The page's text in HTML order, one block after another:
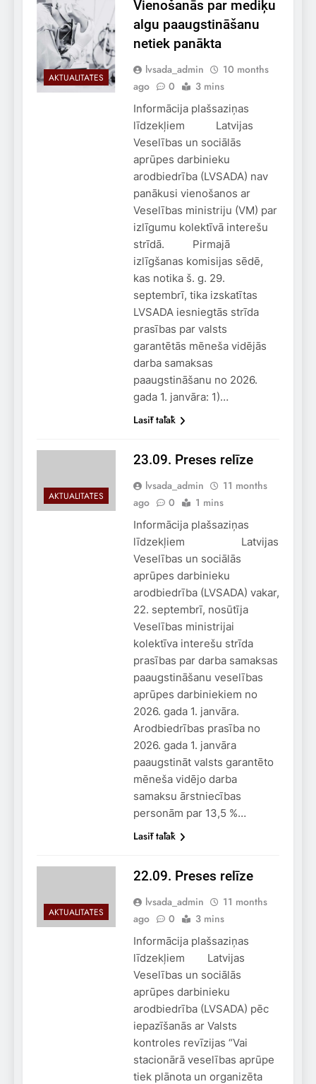
AKTUALITĀTES
Vienošanās par mediķu
algu paaugstināšanu
netiek panākta
lvsada_admin
10 months
ago
0 3 mins
Informācija plašsaziņas
līdzekļiem Latvijas
Veselības un sociālās
aprūpes darbinieku
arodbiedrība (LVSADA) nav
panākusi vienošanos ar
Veselības ministriju (VM) par
izlīgumu kolektīvā interešu
strīdā. Pirmajā
izlīgšanas komisijas sēdē,
kas notika š. g. 29.
septembrī, tika izskatītas
LVSADA iesniegtās strīda
prasības par valsts
garantētās mēneša vidējās
darba samaksas
paaugstināšanu no 2026.
gada 1. janvāra: 1)…
Lasīt tālāk
AKTUALITĀTES
23.09. Preses relīze
lvsada_admin
11 months
ago
0 1 mins
Informācija plašsaziņas
līdzekļiem Latvijas
Veselības un sociālās
aprūpes darbinieku
arodbiedrība (LVSADA) vakar,
22. septembrī, nosūtīja
Veselības ministrijai
kolektīva interešu strīda
prasības par darba samaksas
paaugstināšanu veselības
aprūpes darbiniekiem no
2026. gada 1. janvāra.
Arodbiedrības prasība no
2026. gada 1. janvāra
paaugstināt valsts garantēto
mēneša vidējo darba
samaksu ārstniecības
personām par 13,5 %…
Lasīt tālāk
AKTUALITĀTES
22.09. Preses relīze
lvsada_admin
11 months
ago
0 3 mins
Informācija plašsaziņas
līdzekļiem Latvijas
Veselības un sociālās
aprūpes darbinieku
arodbiedrība (LVSADA) pēc
iepazīšanās ar Valsts
kontroles revīzijas “Vai
stacionārā veselības aprūpe
tiek plānota un organizēta